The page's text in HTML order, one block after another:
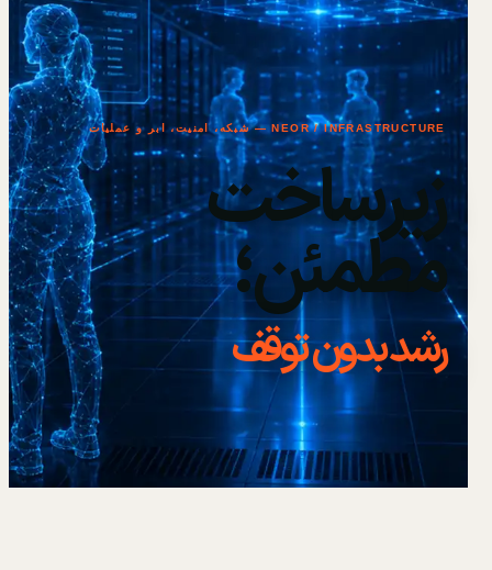
NEOR / INFRASTRUCTURE — شبکه، امنیت، ابر و عملیات
زیرساخت
مطمئن؛
رشد بدون توقف